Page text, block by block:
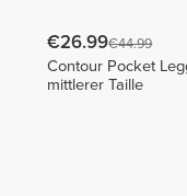
€26.99€44.99
Contour Pocket
mittlerer Taille